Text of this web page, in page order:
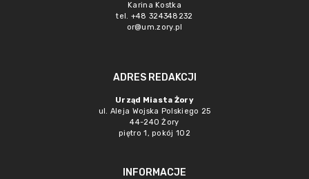
Karina Kostka
tel. +48 324348232
or@um.zory.pl
ADRES REDAKCJI
Urząd Miasta Żory
ul. Aleja Wojska Polskiego 25
44-240 Żory
piętro 1, pokój 102
INFORMACJE